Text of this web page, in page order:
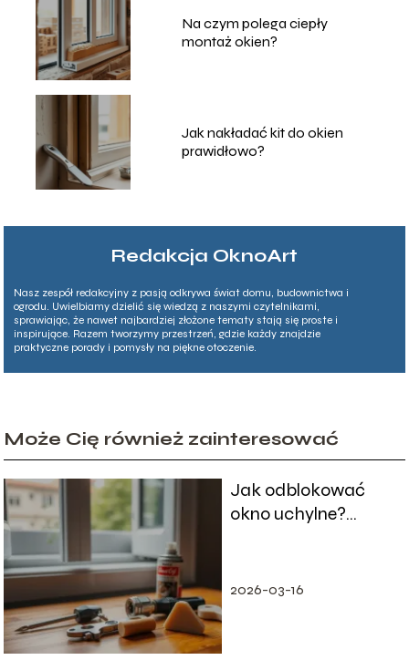
Na czym polega ciepły
montaż okien?
Jak nakładać kit do okien
prawidłowo?
Redakcja OknoArt
Nasz zespół redakcyjny z pasją odkrywa świat domu, budownictwa i
ogrodu. Uwielbiamy dzielić się wiedzą z naszymi czytelnikami,
sprawiając, że nawet najbardziej złożone tematy stają się proste i
inspirujące. Razem tworzymy przestrzeń, gdzie każdy znajdzie
praktyczne porady i pomysły na piękne otoczenie.
Może Cię również zainteresować
Jak odblokować
okno uchylne?
2026-03-16